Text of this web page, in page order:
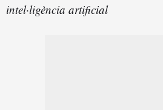
intel·ligència artificial